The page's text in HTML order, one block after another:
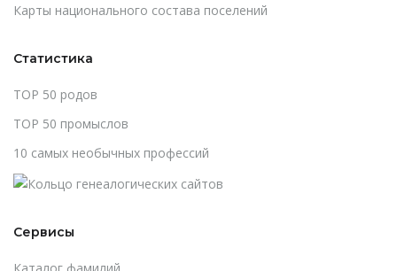
Карты национального состава поселений
Статистика
TOP 50 родов
TOP 50 промыслов
10 самых необычных профессий
Сервисы
Каталог фамилий